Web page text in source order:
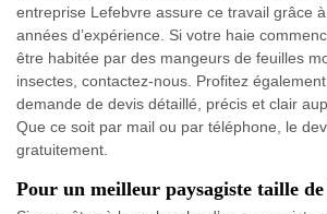
entreprise Lefebvre assure ce travail grâce
années d’expérience. Si votre haie
être habitée par des mangeurs de feuilles
insectes, contactez-nous. Profitez
demande de devis détaillé, précis et clair
Que ce soit par mail ou par téléphone, le
gratuitement.
Pour un meilleur paysagiste taille